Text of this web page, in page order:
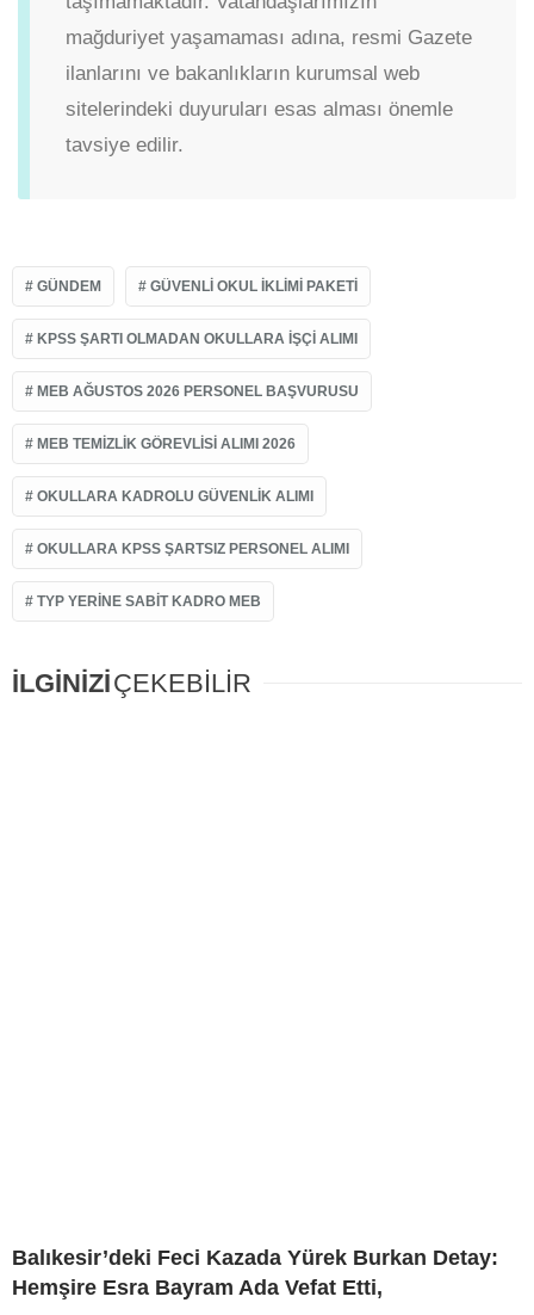
mağduriyet yaşamaması adına, resmi Gazete
ilanlarını ve bakanlıkların kurumsal web
sitelerindeki duyuruları esas alması önemle
tavsiye edilir.
GÜNDEM GÜVENLI OKUL IKLIMI PAKETI
KPSS ŞARTI OLMADAN OKULLARA IŞÇI ALIMI
MEB AĞUSTOS 2026 PERSONEL BAŞVURUSU
MEB TEMIZLIK GÖREVLISI ALIMI 2026
OKULLARA KADROLU GÜVENLIK ALIMI
OKULLARA KPSS ŞARTSIZ PERSONEL ALIMI
TYP YERINE SABIT KADRO MEB
İLGİNİZİÇEKEBİLİR
Balıkesir’deki Feci Kazada Yürek Burkan Detay:
Hemşire Esra Bayram Ada Vefat Etti,